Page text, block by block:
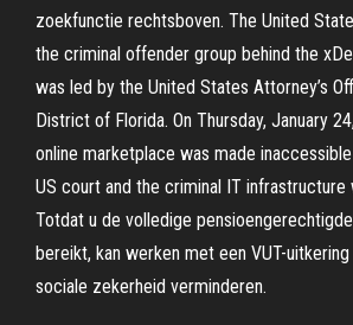
zoekfunctie rechtsboven. The United
the criminal offender group behind the
was led by the United States Attorney’s
District of Florida. On Thursday, January
online marketplace was made
US court and the criminal IT infrastructure
Totdat u de volledige
bereikt, kan werken met een VUT-
sociale zekerheid verminderen.